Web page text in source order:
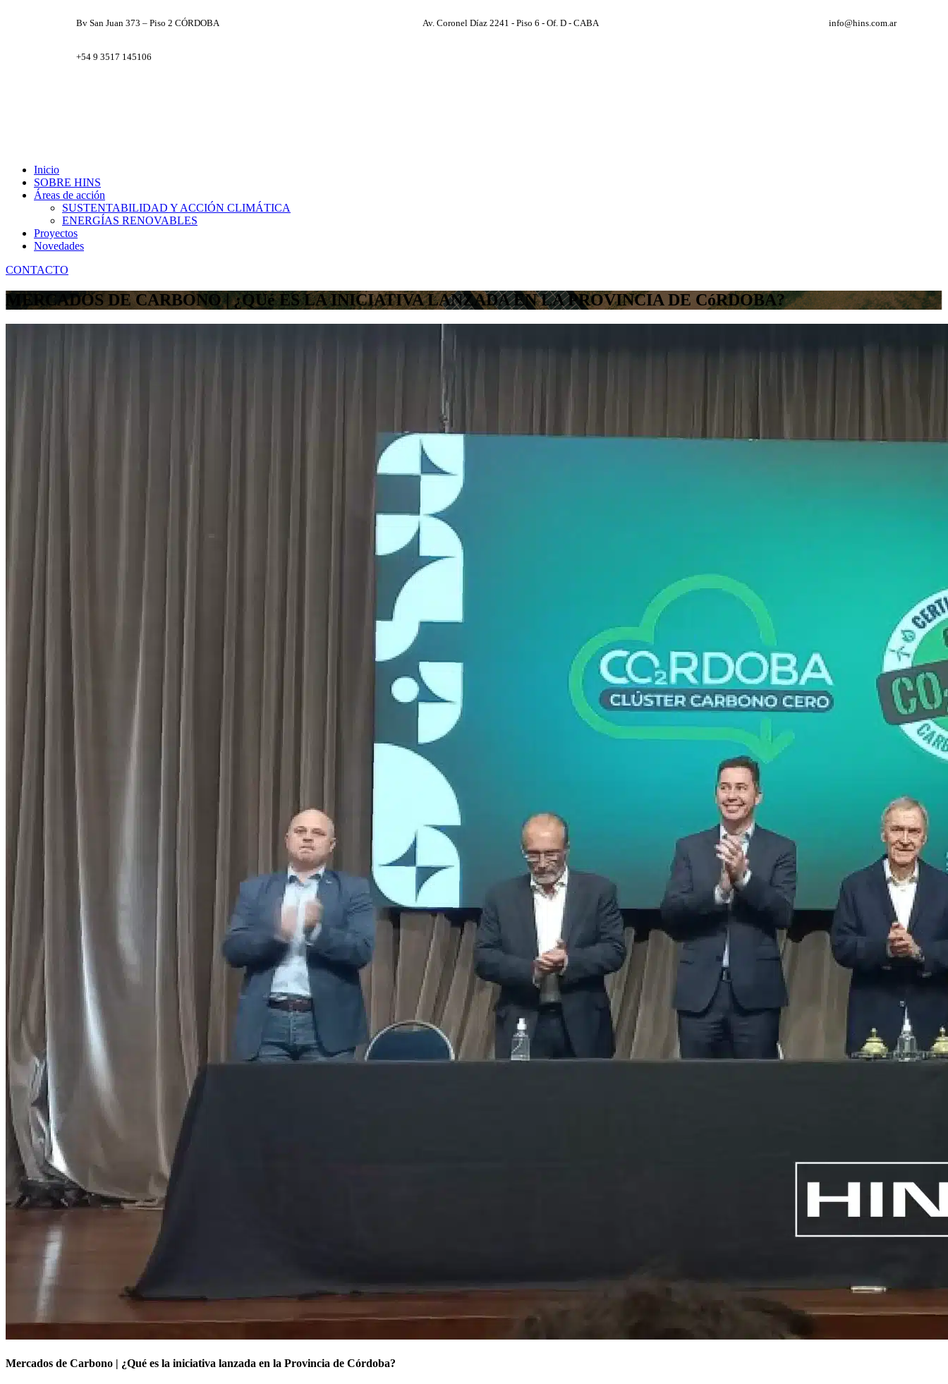
Bv San Juan 373 – Piso 2 CÓRDOBA Av. Coronel Díaz 2241 - Piso 6 - Of. D - CABA info@hins.com.ar
+54 9 3517 145106
Inicio
SOBRE HINS
Áreas de acción
SUSTENTABILIDAD Y ACCIÓN CLIMÁTICA
ENERGÍAS RENOVABLES
Proyectos
Novedades
CONTACTO
MERCADOS DE CARBONO | ¿QUé ES LA INICIATIVA LANZADA EN LA PROVINCIA DE CóRDOBA?
Mercados de Carbono | ¿Qué es la iniciativa lanzada en la Provincia de Córdoba?